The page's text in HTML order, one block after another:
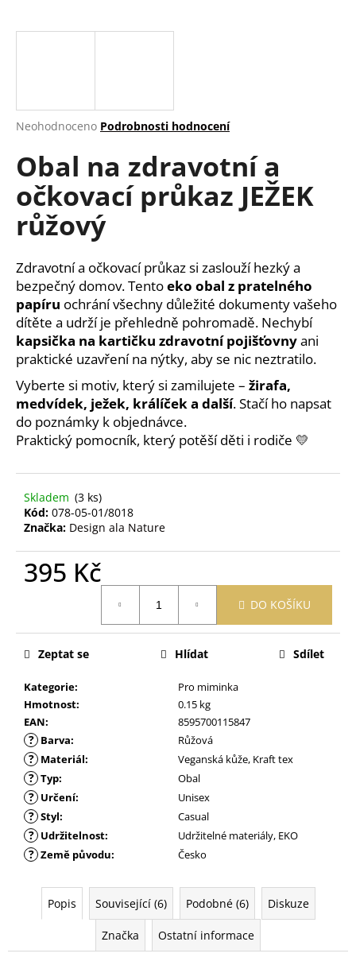
Průměrné
produktu
je
z
hvězdiček.
Neohodnoceno Podrobnosti hodnocení
Obal na zdravotní a
očkovací průkaz JEŽEK
růžový
Zdravotní a očkovací průkaz si zaslouží hezký a
bezpečný domov. Tentoeko obal z pratelného
papíru ochrání všechny důležité dokumenty vašeho
dítěte a udrží je přehledně pohromadě. Nechybí
kapsička na kartičku zdravotní pojišťovnyani
praktické uzavření na nýtky, aby se nic neztratilo.
Vyberte si motiv, který si zamilujete – žirafa,
medvídek, ježek, králíček a další. Stačí ho napsat
do poznámky k objednávce.
Praktický pomocník, který potěší děti i rodiče 💛
Skladem (3 ks)
Kód: 078-05-01/8018
Značka: Design ala Nature
395 Kč
DO KOŠÍKU
Kategorie:
Pro miminka
Hmotnost:
0.15 kg
EAN: 8595700115847
? Barva: Růžová
? Materiál: Veganská kůže, Kraft tex
? Typ: Obal
? Určení: Unisex
? Styl: Casual
? Udržitelnost: Udržitelné materiály, EKO
? Země původu: Česko
Zeptat se Hlídat Sdílet
Popis Související (6) Podobné (6) Diskuze
Značka Ostatní informace
j
?
HLEDAT
o
p
o
r
u
č
u
j
e
m
e
HYDRATAČNÍ
OPALOVACÍ
KRÉM
NA
OBLIČEJ
PROTI
PIGMENTOVÝM
SKVRNÁM
Kč